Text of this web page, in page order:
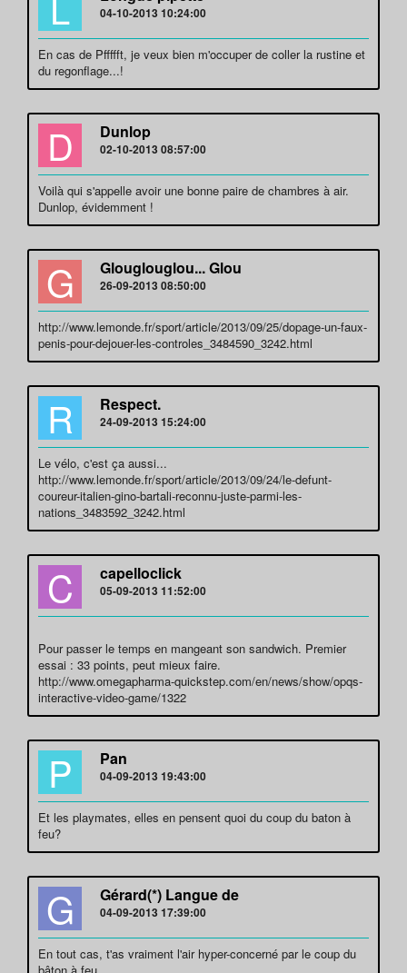
04-10-2013 10:24:00
En cas de Pffffft, je veux bien m'occuper de coller la rustine et
du regonflage...!
D Dunlop
02-10-2013 08:57:00
Voilà qui s'appelle avoir une bonne paire de chambres à air.
Dunlop, évidemment !
G Glouglouglou... Glou
26-09-2013 08:50:00
http://www.lemonde.fr/sport/article/2013/09/25/dopage-un-faux-
penis-pour-dejouer-les-controles_3484590_3242.html
R Respect.
24-09-2013 15:24:00
Le vélo, c'est ça aussi...
http://www.lemonde.fr/sport/article/2013/09/24/le-defunt-
coureur-italien-gino-bartali-reconnu-juste-parmi-les-
nations_3483592_3242.html
C capelloclick
05-09-2013 11:52:00
Pour passer le temps en mangeant son sandwich. Premier
essai : 33 points, peut mieux faire.
http://www.omegapharma-quickstep.com/en/news/show/opqs-
interactive-video-game/1322
P Pan
04-09-2013 19:43:00
Et les playmates, elles en pensent quoi du coup du baton à
feu?
G Gérard(*) Langue de
04-09-2013 17:39:00
En tout cas, t'as vraiment l'air hyper-concerné par le coup du